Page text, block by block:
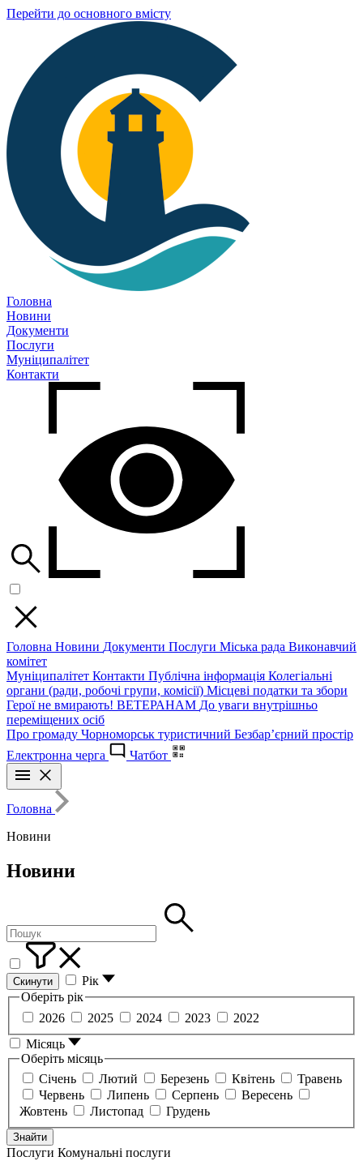
Перейти до основного вмісту
Головна
Новини
Документи
Послуги
Муніципалітет
Контакти
Головна Новини Документи Послуги Міська рада Виконавчий
комітет
Муніципалітет Контакти Публічна інформація Колегіальні
органи (ради, робочі групи, комісії) Місцеві податки та збори
Герої не вмирають! ВЕТЕРАНАМ До уваги внутрішньо
переміщених осіб
Про громаду Чорноморськ туристичний Безбар’єрний простір
Електронна черга
Чатбот
Головна
Новини
Новини
Скинути
Рік
Оберіть рік
2026
2025 2024 2023
2022
Місяць
Оберіть місяць
Січень
Лютий Березень Квітень
Травень
Червень
Липень Серпень
Вересень
Жовтень
Листопад Грудень
Знайти
Послуги Комунальні послуги